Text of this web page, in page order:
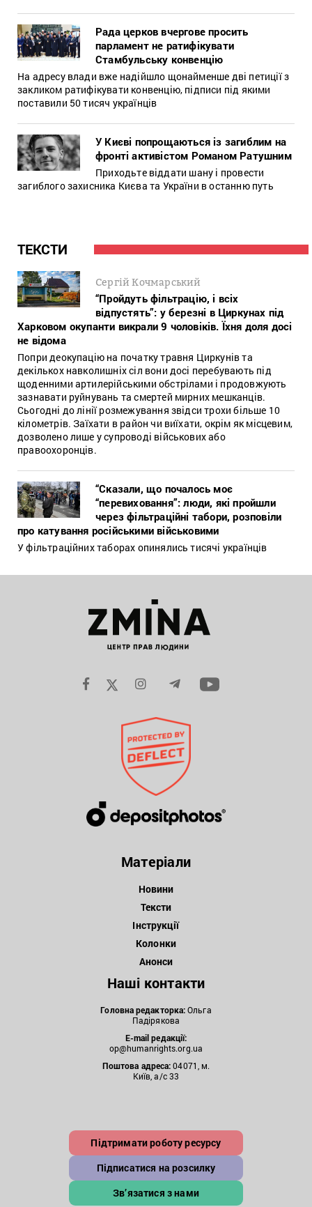
Рада церков вчергове просить
парламент не ратифікувати
Стамбульську конвенцію
На адресу влади вже надійшло щонайменше дві петиції з
закликом ратифікувати конвенцію, підписи під якими
поставили 50 тисяч українців
У Києві попрощаються із загиблим на
фронті активістом Романом Ратушним
Приходьте віддати шану і провести
загиблого захисника Києва та України в останню путь
ТЕКСТИ
Сергій Кочмарський
“Пройдуть фільтрацію, і всіх
відпустять”: у березні в Циркунах під
Харковом окупанти викрали 9 чоловіків. Їхня доля досі
не відома
Попри деокупацію на початку травня Циркунів та
декількох навколишніх сіл вони досі перебувають під
щоденними артилерійськими обстрілами і продовжують
зазнавати руйнувань та смертей мирних мешканців.
Сьогодні до лінії розмежування звідси трохи більше 10
кілометрів. Заїхати в район чи виїхати, окрім як місцевим,
дозволено лише у супроводі військових або
правоохоронців.
“Сказали, що почалось моє
“перевиховання”: люди, які пройшли
через фільтраційні табори, розповіли
про катування російськими військовими
У фільтраційних таборах опинялись тисячі українців
Матеріали
Новини
Тексти
Інструкції
Колонки
Анонси
Наші контакти
Головна редакторка:Ольга
Падірякова
E-mail редакції:
op@humanrights.org.ua
Поштова адреса:04071, м.
Київ, а/с 33
Підтримати роботу ресурсу
Підписатися на розсилку
Зв’язатися з нами